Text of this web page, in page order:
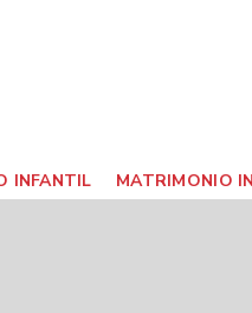
INFANTIL MATRIMONIO